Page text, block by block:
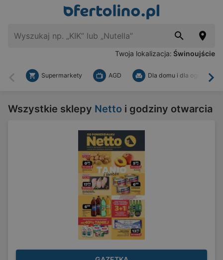
Twoja lokalizacja: Świnoujście
Wstecz
Supermarkety AGD Dla domu i dla ogrodu
Wszystkie sklepy Netto i godziny otwarcia